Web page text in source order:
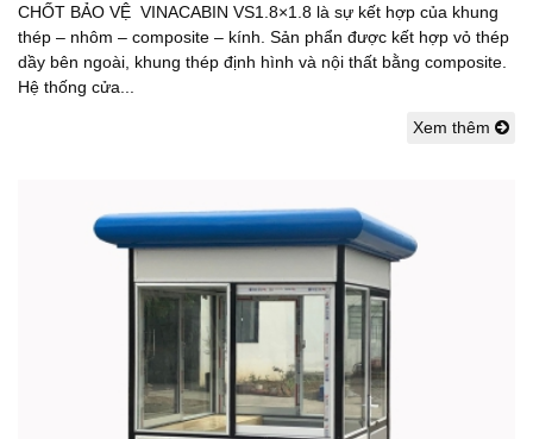
CHỐT BẢO VỆ VINACABIN VS1.8×1.8 là sự kết hợp của khung
thép – nhôm – composite – kính. Sản phẩn được kết hợp vỏ thép
dầy bên ngoài, khung thép định hình và nội thất bằng composite.
Hệ thống cửa...
Xem thêm